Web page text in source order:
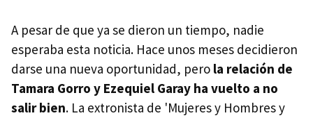
A pesar de que ya se dieron un tiempo, nadie
esperaba esta noticia. Hace unos meses decidieron
darse una nueva oportunidad, pero la relación de
Tamara Gorro y Ezequiel Garay ha vuelto a no
salir bien. La extronista de 'Mujeres y Hombres y